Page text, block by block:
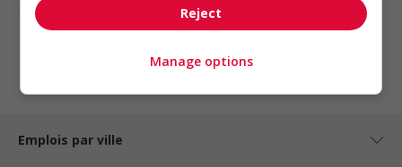
1 - 5 de 5 résultats
Emplois par ville
Reject
Manage options